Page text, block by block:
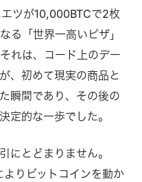
ツが10,000BTCで2枚
る「世界一高いピザ」
れは、コード上のデー
、初めて現実の商品と
瞬間であり、その後の
定的な一歩でした。
にとどまりません。
りビットコインを動か